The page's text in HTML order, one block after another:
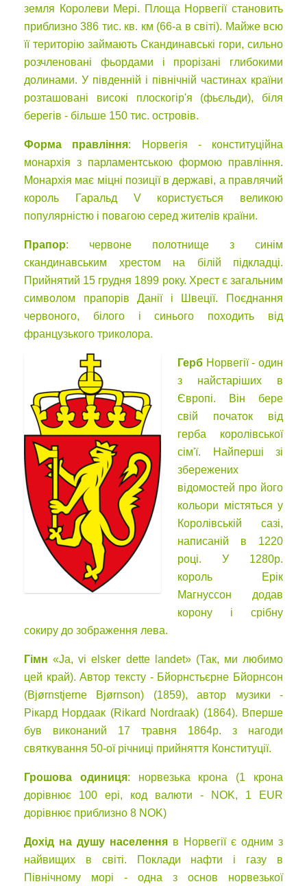
земля Королеви Мері. Площа Норвегії становить
приблизно 386 тис. кв. км (66-а в світі). Майже всю
її територію займають Скандинавські гори, сильно
розчленовані фьордами і прорізані глибокими
долинами. У південній і північній частинах країни
розташовані високі плоскогір'я (фьєльди), біля
берегів - більше 150 тис. островів.
Форма правління: Норвегія - конституційна
монархія з парламентською формою правління.
Монархія має міцні позиції в державі, а правлячий
король Гаральд V користується великою
популярністю і повагою серед жителів країни.
Прапор: червоне полотнище з синім
скандинавським хрестом на білій підкладці.
Прийнятий 15 грудня 1899 року. Хрест є загальним
символом прапорів Данії і Швеції. Поєднання
червоного, білого і синього походить від
французького триколора.
Герб Норвегії - один
з найстаріших в
Європі. Він бере
свій початок від
герба королівської
сім'ї. Найперші зі
збережених
відомостей про його
кольори містяться у
Королівській сазі,
написаній в 1220
році. У 1280р.
король Ерік
Магнуссон додав
корону і срібну
сокиру до зображення лева.
Гімн «Ja, vi elsker dette landet» (Так, ми любимо
цей край). Автор тексту - Бйорнстьєрне Бйорнсон
(Bjørnstjerne Bjørnson) (1859), автор музики -
Рікард Нордаак (Rikard Nordraak) (1864). Вперше
був виконаний 17 травня 1864р. з нагоди
святкування 50-ої річниці прийняття Конституції.
Грошова одиниця: норвезька крона (1 крона
дорівнює 100 ері, код валюти - NOK, 1 EUR
дорівнює приблизно 8 NOK)
Дохід на душу населення в Норвегії є одним з
найвищих в світі. Поклади нафти і газу в
Північному морі - одна з основ норвезької